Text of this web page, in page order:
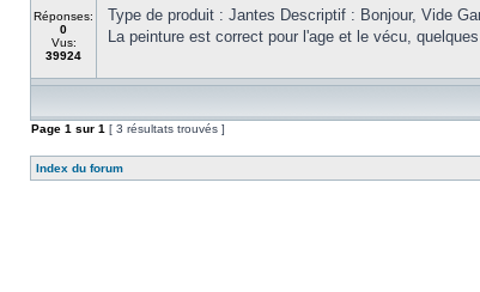
Réponses:
0
Vus:
39924
Type de produit : Jantes Descriptif : Bonjour, Vide
La peinture est correct pour l'age et le vécu,
Page 1 sur 1 [ 3 résultats trouvés ]
Index du forum